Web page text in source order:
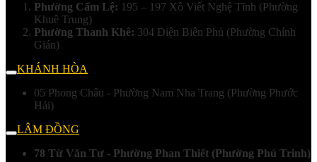
Phường Cẩm Lệ: 195 – 197 Xô Viết Nghệ Tĩnh (Phường
Khuê Trung)
Phường Thanh Khê: 304 Điện Biên Phủ (Phường Chính
Gián)
KHÁNH HÒA
05 Phong Châu - Phường Nam Nha Trang (Phường Phước
Hải)
LÂM ĐỒNG
78 Từ Văn Tư - Phường Phan Thiết (Phường Phú Trinh)